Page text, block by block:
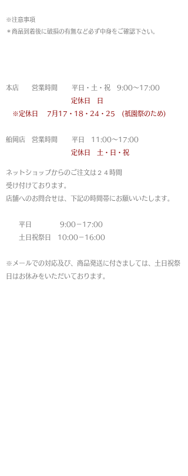
※注意事項
＊商品到着後に破損の有無など必ず中身をご確認下さい。
本店 営業時間 平日・土・祝 9:00〜17:00
定休日 日
※定休日 7月17・18・24・25 (祇園祭のため)
船岡店 営業時間 平日 11:00〜17:00
定休日 土・日・祝
ネットショップからのご注文は ２４時間
受け付けております。
店舗へのお問合せは、下記の時間帯にお願いいたします。
平日 9:00－17:00
土日祝祭日 10:00－16:00
※メールでの対応及び、商品発送に付きましては、土日祝祭
日はお休みをいただいております。